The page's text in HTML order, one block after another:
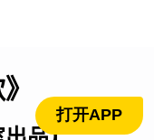
打开APP